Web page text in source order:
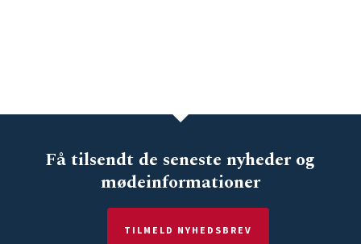
Få tilsendt de seneste nyheder og
mødeinformationer
TILMELD NYHEDSBREV